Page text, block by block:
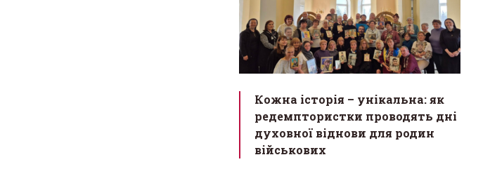
Кожна історія – унікальна: як
редемптористки проводять дні
духовної віднови для родин
військових